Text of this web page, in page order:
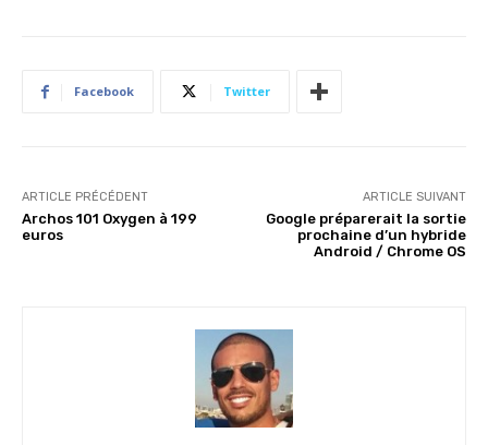
Facebook Twitter
ARTICLE PRÉCÉDENT
Archos 101 Oxygen à 199
euros
ARTICLE SUIVANT
Google préparerait la sortie
prochaine d’un hybride
Android / Chrome OS